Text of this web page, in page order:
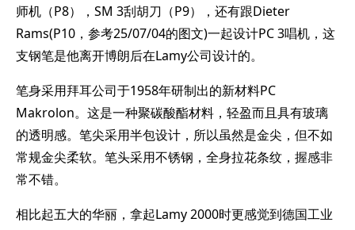
师机（P8），SM 3刮胡刀（P9），还有跟Dieter
Rams(P10，参考25/07/04的图文)一起设计PC 3唱机，这
支钢笔是他离开博朗后在Lamy公司设计的。
笔身采用拜耳公司于1958年研制出的新材料PC
Makrolon。这是一种聚碳酸酯材料，轻盈而且具有玻璃
的透明感。笔尖采用半包设计，所以虽然是金尖，但不如
常规金尖柔软。笔头采用不锈钢，全身拉花条纹，握感非
常不错。
相比起五大的华丽，拿起Lamy 2000时更感觉到德国工业